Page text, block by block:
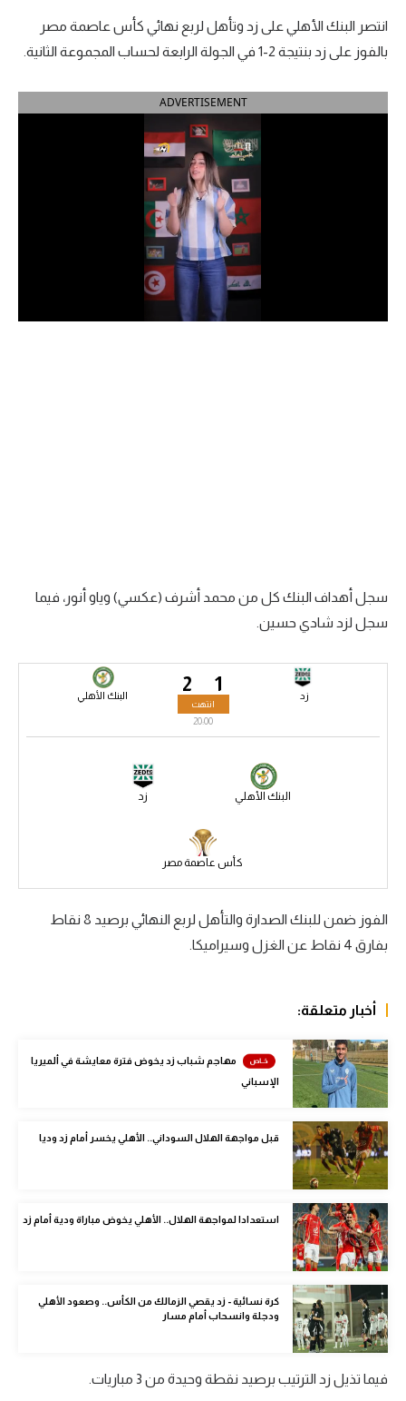
الدوري الإسباني
الدوري الإيطالي
الدوري السعودي للمحترفين
الدوري الإسباني
كرة يد
الوطن العربي
في المونديال
رياضة نسائية
آسيا
أمريكا
ركن الألعاب
أقسام خاصة
ميركاتو
تحقيق في الجول
تقرير في الجول
انتصر البنك الأهلي على زد وتأهل لربع نهائي كأس عاصمة مصر
بالفوز على زد بنتيجة 2-1 في الجولة الرابعة لحساب المجموعة الثانية.
ADVERTISEMENT
سجل أهداف البنك كل من محمد أشرف (عكسي) وياو أنور، فيما
سجل لزد شادي حسين.
1 زد 2 البنك الأهلي
انتهت
20:00
البنك الأهلي زد
كأس عاصمة مصر
الفوز ضمن للبنك الصدارة والتأهل لربع النهائي برصيد 8 نقاط
بفارق 4 نقاط عن الغزل وسيراميكا.
أخبار متعلقة:
مهاجم شباب زد يخوض فترة معايشة في ألميريا
الإسباني
قبل مواجهة الهلال السوداني.. الأهلي يخسر أمام زد وديا
استعدادا لمواجهة الهلال.. الأهلي يخوض مباراة ودية أمام زد
كرة نسائية - زد يقصي الزمالك من الكأس.. وصعود الأهلي
ودجلة وانسحاب أمام مسار
فيما تذيل زد الترتيب برصيد نقطة وحيدة من 3 مباريات.